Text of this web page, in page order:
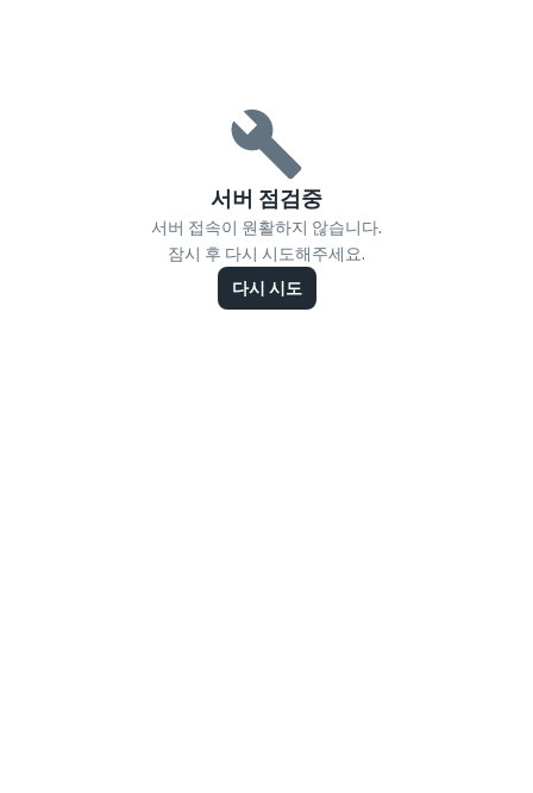
서버 점검중
서버 접속이 원활하지 않습니다.
잠시 후 다시 시도해주세요.
다시 시도